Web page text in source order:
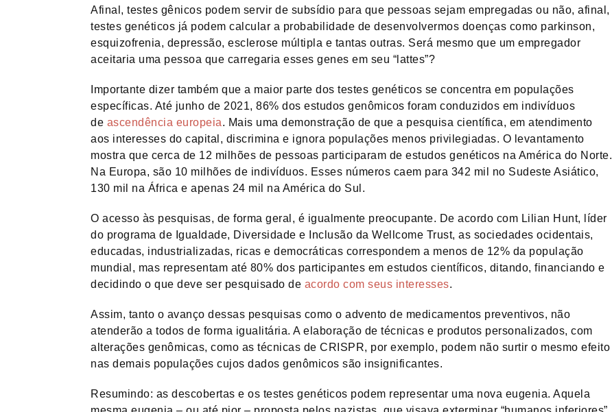
Afinal, testes gênicos podem servir de subsídio para que pessoas sejam empregadas ou não, afinal,
testes genéticos já podem calcular a probabilidade de desenvolvermos doenças como parkinson,
esquizofrenia, depressão, esclerose múltipla e tantas outras. Será mesmo que um empregador
aceitaria uma pessoa que carregaria esses genes em seu “lattes”?
Importante dizer também que a maior parte dos testes genéticos se concentra em populações
específicas. Até junho de 2021, 86% dos estudos genômicos foram conduzidos em indivíduos
de ascendência europeia. Mais uma demonstração de que a pesquisa científica, em atendimento
aos interesses do capital, discrimina e ignora populações menos privilegiadas. O levantamento
mostra que cerca de 12 milhões de pessoas participaram de estudos genéticos na América do Norte.
Na Europa, são 10 milhões de indivíduos. Esses números caem para 342 mil no Sudeste Asiático,
130 mil na África e apenas 24 mil na América do Sul.
O acesso às pesquisas, de forma geral, é igualmente preocupante. De acordo com Lilian Hunt, líder
do programa de Igualdade, Diversidade e Inclusão da Wellcome Trust, as sociedades ocidentais,
educadas, industrializadas, ricas e democráticas correspondem a menos de 12% da população
mundial, mas representam até 80% dos participantes em estudos científicos, ditando, financiando e
decidindo o que deve ser pesquisado de acordo com seus interesses.
Assim, tanto o avanço dessas pesquisas como o advento de medicamentos preventivos, não
atenderão a todos de forma igualitária. A elaboração de técnicas e produtos personalizados, com
alterações genômicas, como as técnicas de CRISPR, por exemplo, podem não surtir o mesmo efeito
nas demais populações cujos dados genômicos são insignificantes.
Resumindo: as descobertas e os testes genéticos podem representar uma nova eugenia. Aquela